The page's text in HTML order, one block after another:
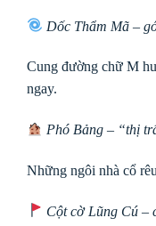
Dốc Thẩm Mã –
Cung đường chữ M
ngay.
Phó Bảng – “thị
Những ngôi nhà cổ
Cột cờ Lũng Cú –